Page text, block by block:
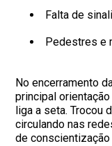
Falta de
Pedestres e
No encerramento
principal
liga a seta. Trocou
circulando nas
de